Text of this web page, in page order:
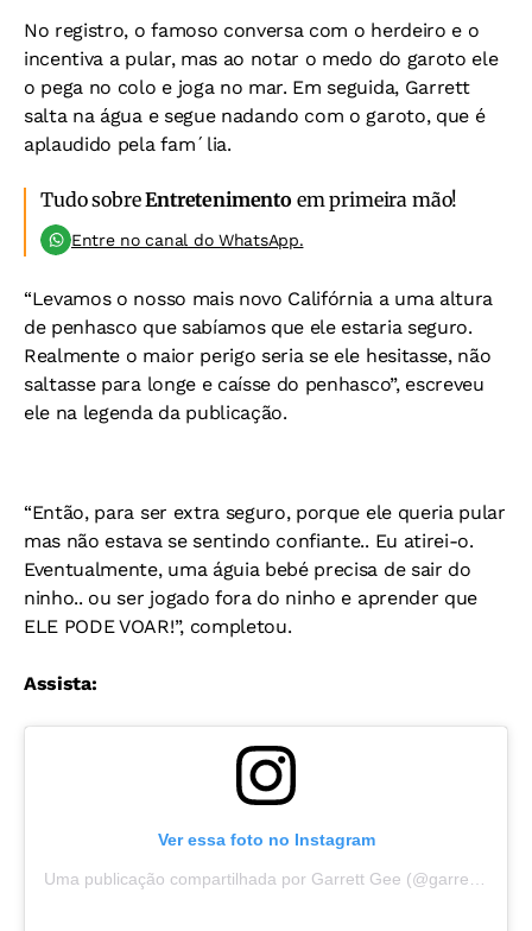
No registro, o famoso conversa com o herdeiro e o
incentiva a pular, mas ao notar o medo do garoto ele
o pega no colo e joga no mar. Em seguida, Garrett
salta na água e segue nadando com o garoto, que é
aplaudido pela fam´lia.
Tudo sobreEntretenimento em primeira mão!
Entre no canal do WhatsApp.
“Levamos o nosso mais novo Califórnia a uma altura
de penhasco que sabíamos que ele estaria seguro.
Realmente o maior perigo seria se ele hesitasse, não
saltasse para longe e caísse do penhasco”, escreveu
ele na legenda da publicação.
“Então, para ser extra seguro, porque ele queria pular
mas não estava se sentindo confiante.. Eu atirei-o.
Eventualmente, uma águia bebé precisa de sair do
ninho.. ou ser jogado fora do ninho e aprender que
ELE PODE VOAR!”, completou.
Assista:
Ver essa foto no Instagram